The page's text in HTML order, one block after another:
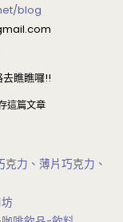
blog
瞧瞧囉!!
這篇文章
力、薄片巧克力、